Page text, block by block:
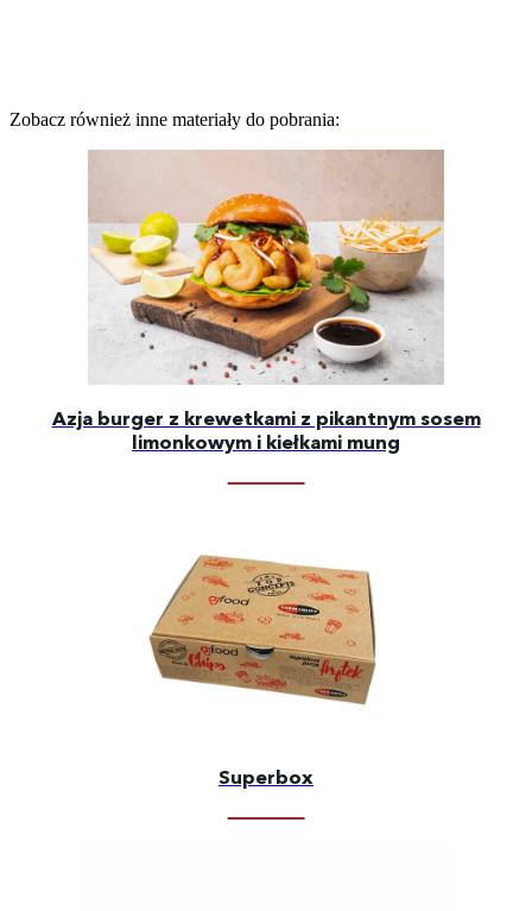
Zobacz również inne materiały do pobrania:
Azja burger z krewetkami z pikantnym sosem
limonkowym i kiełkami mung
Superbox